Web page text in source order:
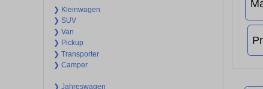
❯ Kleinwagen
❯ SUV
❯ Van
❯ Pickup
❯ Transporter
❯ Camper
❯ Jahreswagen